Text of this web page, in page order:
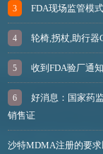
FDA现场监管模
轮椅,拐杖,助行器
收到FDA验厂通
好消息：国家药
销售证
沙特MDMA注册的要